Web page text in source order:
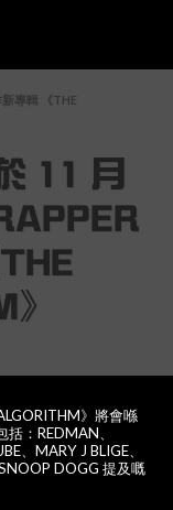
專輯 《THE
11 月
》將會喺
：REDMAN、
、MARY J BLIGE、
DOGG 提及嘅